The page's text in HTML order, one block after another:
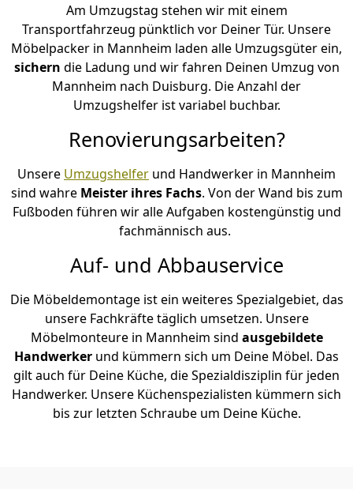
Am Umzugstag stehen wir mit einem
Transportfahrzeug pünktlich vor Deiner Tür. Unsere
Möbelpacker in Mannheim laden alle Umzugsgüter ein,
sichern die Ladung und wir fahren Deinen Umzug von
Mannheim nach Duisburg. Die Anzahl der
Umzugshelfer ist variabel buchbar.
Renovierungsarbeiten?
Unsere Umzugshelfer und Handwerker in Mannheim
sind wahre Meister ihres Fachs. Von der Wand bis zum
Fußboden führen wir alle Aufgaben kostengünstig und
fachmännisch aus.
Auf- und Abbauservice
Die Möbeldemontage ist ein weiteres Spezialgebiet, das
unsere Fachkräfte täglich umsetzen. Unsere
Möbelmonteure in Mannheim sind ausgebildete
Handwerker und kümmern sich um Deine Möbel. Das
gilt auch für Deine Küche, die Spezialdisziplin für jeden
Handwerker. Unsere Küchenspezialisten kümmern sich
bis zur letzten Schraube um Deine Küche.